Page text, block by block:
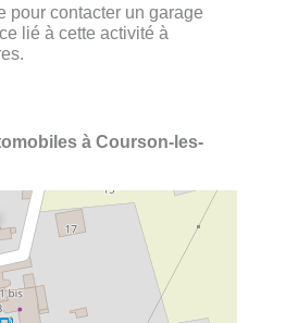
pour contacter un garage
lié à cette activité à
à Courson-les-